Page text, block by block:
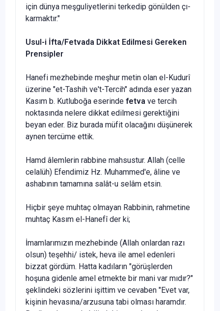
için dünya meşguliyetlerini terkedip gönülden çı­
karmaktır."
Usul-i İfta/Fetvada Dikkat Edilmesi Gereken
Prensipler
Hanefi mezhebinde meşhur metin olan el-Kudurî
üzerine "et-Tashih ve't-Tercih" adında eser yazan
Kasım b. Kutluboğa eserinde fetva ve tercih
noktasında nelere dikkat edilmesi gerektiğini
beyan eder. Biz burada müfit olacağını düşünerek
aynen tercüme ettik.
Hamd âlemlerin rabbine mahsustur. Allah (celle
celalüh) Efendimiz Hz. Muhammed'e, âline ve
ashabının tamamına salât-u selâm etsin.
Hiçbir şeye muhtaç olmayan Rabbinin, rahmetine
muhtaç Kasım el-Hanefî der ki;
İmamlarımızın mezhebinde (Allah onlardan razı
olsun) teşehhi/ istek, heva ile amel edenleri
bizzat gördüm. Hatta kadıların "görüş­lerden
hoşuna gidenle amel etmekte bir mani var mıdır?"
şeklindeki sözlerini işittim ve cevaben "Evet var,
kişinin hevasına/arzusuna tabi olması haramdır.